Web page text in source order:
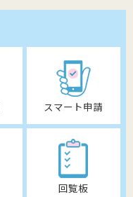
スマート申請
回覧板